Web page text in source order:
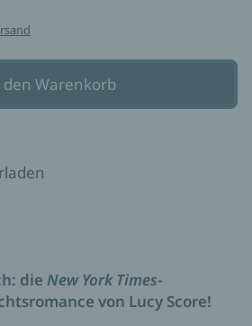
den Warenkorb
die New York Times-
von Lucy Score!